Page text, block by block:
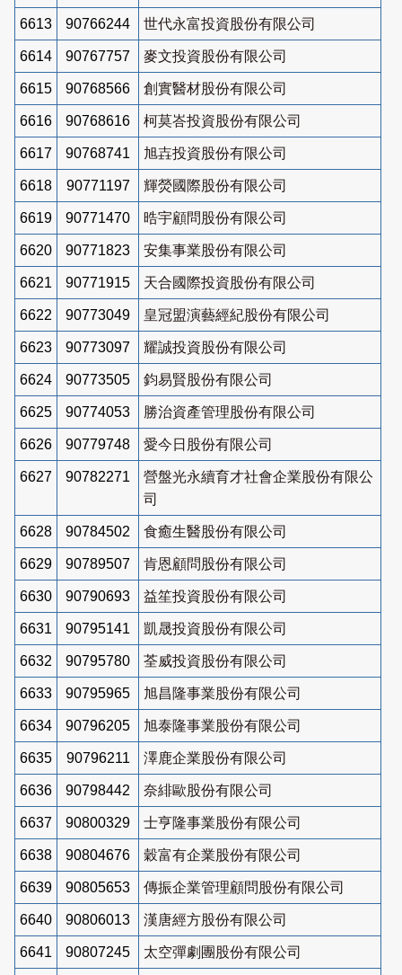
6613 90766244 世代永富投資股份有限公司
6614 90767757 麥文投資股份有限公司
6615 90768566 創實醫材股份有限公司
6616 90768616 柯莫峇投資股份有限公司
6617 90768741 旭壵投資股份有限公司
6618 90771197 輝熒國際股份有限公司
6619 90771470 晧宇顧問股份有限公司
6620 90771823 安集事業股份有限公司
6621 90771915 天合國際投資股份有限公司
6622 90773049 皇冠盟演藝經紀股份有限公司
6623 90773097 耀誠投資股份有限公司
6624 90773505 鈞易賢股份有限公司
6625 90774053 勝治資產管理股份有限公司
6626 90779748 愛今日股份有限公司
6627 90782271
營盤光永續育才社會企業股份有限公
司
6628 90784502 食癒生醫股份有限公司
6629 90789507 肯恩顧問股份有限公司
6630 90790693 益笙投資股份有限公司
6631 90795141 凱晟投資股份有限公司
6632 90795780 荃威投資股份有限公司
6633 90795965 旭昌隆事業股份有限公司
6634 90796205 旭泰隆事業股份有限公司
6635 90796211 澤鹿企業股份有限公司
6636 90798442 奈緋歐股份有限公司
6637 90800329 士亨隆事業股份有限公司
6638 90804676 穀富有企業股份有限公司
6639 90805653 傳振企業管理顧問股份有限公司
6640 90806013 漢唐經方股份有限公司
6641 90807245 太空彈劇團股份有限公司